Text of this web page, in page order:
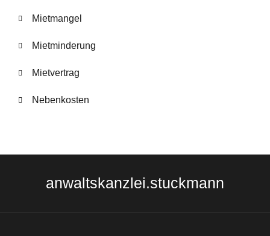
Mietmangel
Mietminderung
Mietvertrag
Nebenkosten
anwaltskanzlei.stuckmann